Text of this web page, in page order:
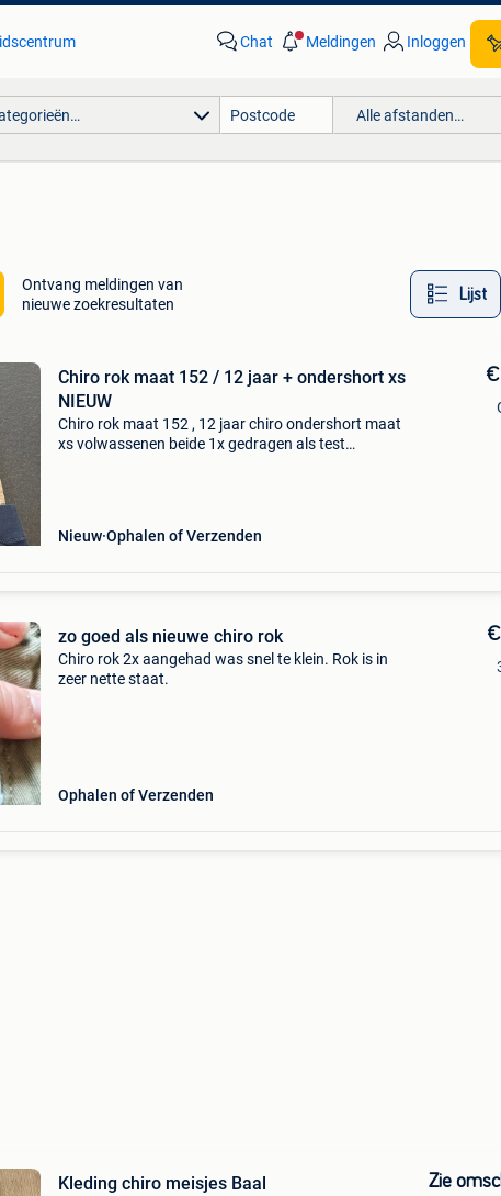
Chat Meldingen Inloggen
Alle afstanden…
Ontvang meldingen van
nieuwe zoekresultaten
Lijst
Chiro rok maat 152 / 12 jaar + ondershort xs
NIEUW
Chiro rok maat 152 , 12 jaar chiro ondershort maat
xs volwassenen beide 1x gedragen als test
Nieuw Ophalen of Verzenden
zo goed als nieuwe chiro rok
Chiro rok 2x aangehad was snel te klein. Rok is in
zeer nette staat.
Ophalen of Verzenden
Kleding chiro meisjes Baal Zie